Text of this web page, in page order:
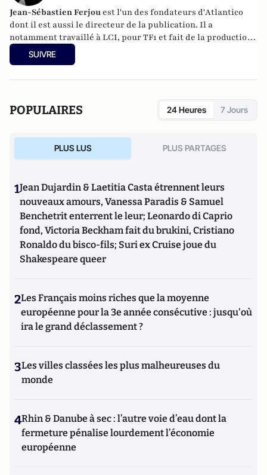
Jean-Sébastien Ferjou est l'un des fondateurs d'Atlantico
dont il est aussi le directeur de la publication. Il a
notamment travaillé à LCI, pour TF1 et fait de la production
télévisuelle.
SUIVRE
POPULAIRES 24 Heures 7 Jours
PLUS LUS PLUS PARTAGES
1Jean Dujardin & Laetitia Casta étrennent leurs
nouveaux amours, Vanessa Paradis & Samuel
Benchetrit enterrent le leur; Leonardo di Caprio
fond, Victoria Beckham fait du brukini, Cristiano
Ronaldo du bisco-fils; Suri ex Cruise joue du
Shakespeare queer
2Les Français moins riches que la moyenne
européenne pour la 3e année consécutive : jusqu'où
ira le grand déclassement ?
3Les villes classées les plus malheureuses du
monde
4Rhin & Danube à sec : l’autre voie d’eau dont la
fermeture pénalise lourdement l’économie
européenne